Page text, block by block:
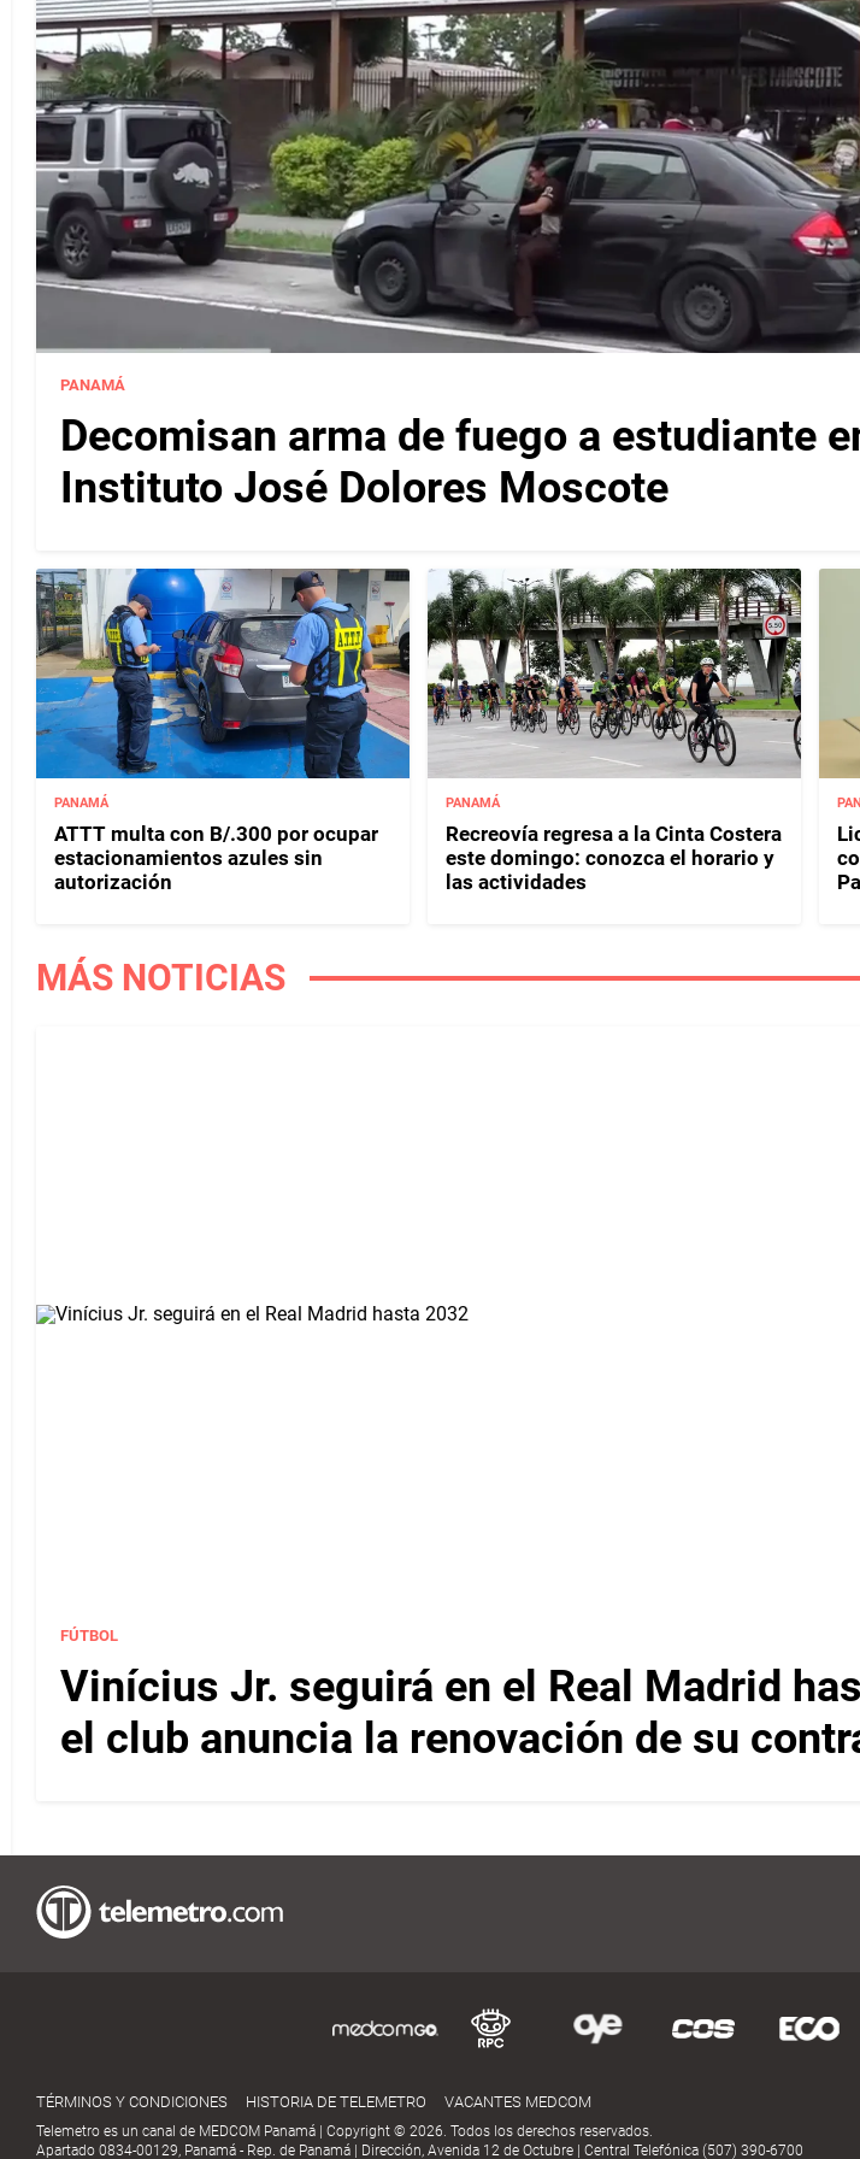
PANAMÁ
Decomisan arma de fuego a estudiante
Instituto José Dolores Moscote
PANAMÁ
ATTT multa con B/.300 por ocupar
estacionamientos azules sin
autorización
PANAMÁ
Recreovía regresa a la Cinta Costera
este domingo: conozca el horario y
las actividades
MÁS NOTICIAS
FÚTBOL
Vinícius Jr. seguirá en el Real Madrid
el club anuncia la renovación de su
TÉRMINOS Y CONDICIONES HISTORIA DE TELEMETRO VACANTES MEDCOM
Telemetro es un canal de MEDCOM Panamá | Copyright © 2026. Todos los derechos reservados.
Apartado 0834-00129, Panamá - Rep. de Panamá | Dirección, Avenida 12 de Octubre | Central Telefónica (507) 390-6700